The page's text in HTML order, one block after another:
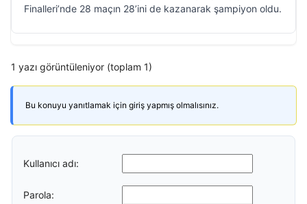
Finalleri’nde 28 maçın 28’ini de kazanarak şampiyon oldu.
1 yazı görüntüleniyor (toplam 1)
Bu konuyu yanıtlamak için giriş yapmış olmalısınız.
Kullanıcı adı:
Parola: